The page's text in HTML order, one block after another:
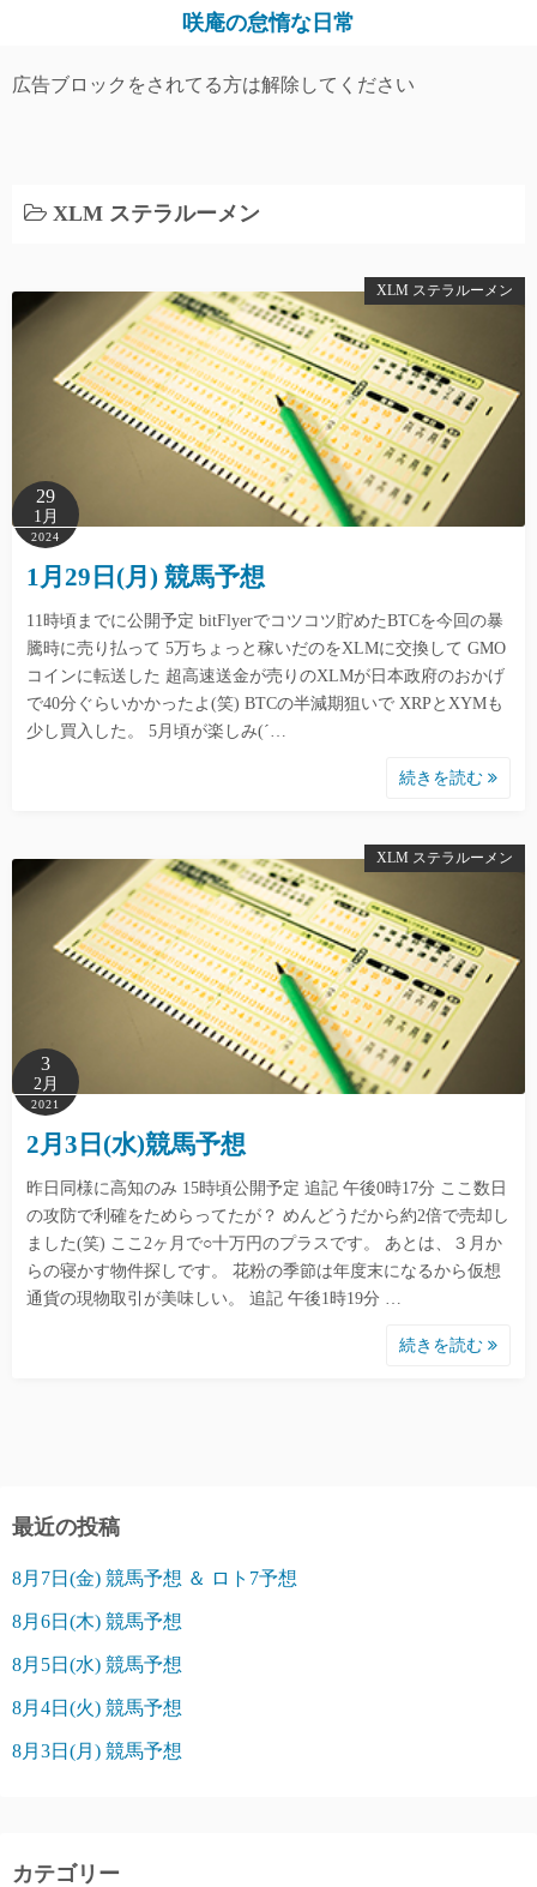
テ
プ
咲庵の怠惰な日常
広告ブロックをされてる方は解除してください
XLM ステラルーメン
XLM ステラルーメン
29
1月
2024
1月29日(月) 競馬予想
11時頃までに公開予定 bitFlyerでコツコツ貯めたBTCを今回の暴
騰時に売り払って 5万ちょっと稼いだのをXLMに交換して GMO
コインに転送した 超高速送金が売りのXLMが日本政府のおかげ
で40分ぐらいかかったよ(笑) BTCの半減期狙いで XRPとXYMも
少し買入した。 5月頃が楽しみ(´…
続きを読む
XLM ステラルーメン
3
2月
2021
2月3日(水)競馬予想
昨日同様に高知のみ 15時頃公開予定 追記 午後0時17分 ここ数日
の攻防で利確をためらってたが？ めんどうだから約2倍で売却し
ました(笑) ここ2ヶ月で○十万円のプラスです。 あとは、３月か
らの寝かす物件探しです。 花粉の季節は年度末になるから仮想
通貨の現物取引が美味しい。 追記 午後1時19分 …
続きを読む
最近の投稿
8月7日(金) 競馬予想 ＆ ロト7予想
8月6日(木) 競馬予想
8月5日(水) 競馬予想
8月4日(火) 競馬予想
8月3日(月) 競馬予想
カテゴリー